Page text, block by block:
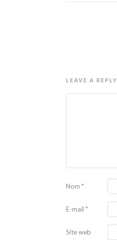
LEAVE A REPLY
Nom *
E-mail *
Site web